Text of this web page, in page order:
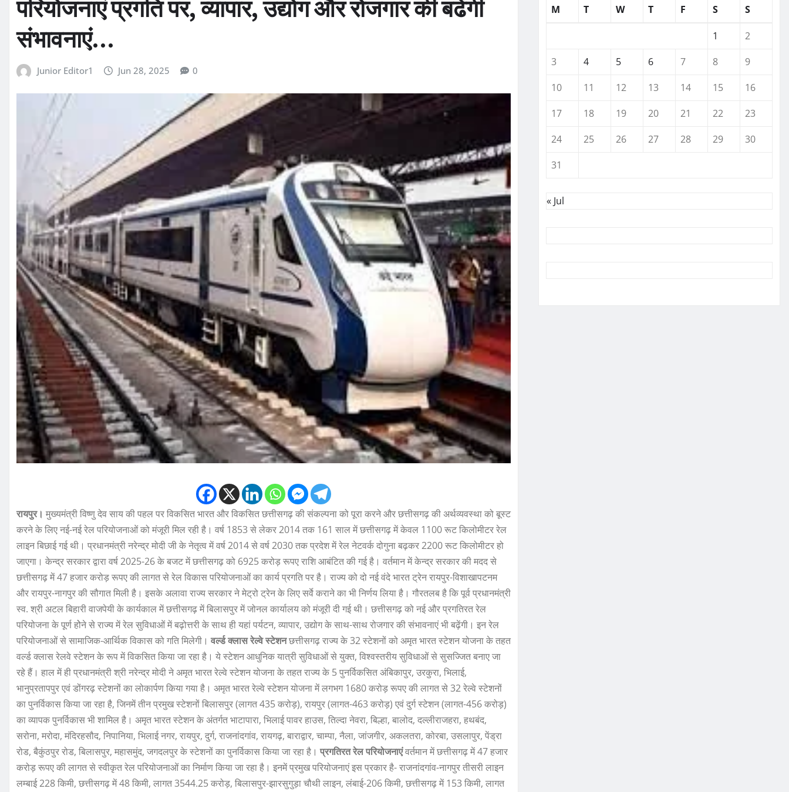
परियोजनाएं प्रगति पर, व्यापार, उद्योग और रोजगार की बढेंगी
संभावनाएं…
Junior Editor1 Jun 28, 2025 0
रायपुर। मुख्यमंत्री विष्णु देव साय की पहल पर विकसित भारत और विकसित छत्तीसगढ़ की संकल्पना को पूरा करने और छत्तीसगढ़ की अर्थव्यवस्था को बूस्ट
करने के लिए नई-नई रेल परियोजनाओं को मंजूरी मिल रही है। वर्ष 1853 से लेकर 2014 तक 161 साल में छत्तीसगढ़ में केवल 1100 रूट किलोमीटर रेल
लाइन बिछाई गई थी। प्रधानमंत्री नरेन्द्र मोदी जी के नेतृत्व में वर्ष 2014 से वर्ष 2030 तक प्रदेश में रेल नेटवर्क दोगुना बढ़कर 2200 रूट किलोमीटर हो
जाएगा। केन्द्र सरकार द्वारा वर्ष 2025-26 के बजट में छत्तीसगढ़ को 6925 करोड़ रूपए राशि आबंटित की गई है। वर्तमान में केन्द्र सरकार की मदद से
छत्तीसगढ़ में 47 हजार करोड़ रूपए की लागत से रेल विकास परियोजनाओं का कार्य प्रगति पर है। राज्य को दो नई वंदे भारत ट्रेन रायपुर-विशाखापटनम
और रायपुर-नागपुर की सौगात मिली है। इसके अलावा राज्य सरकार ने मेट्रो ट्रेन के लिए सर्वे कराने का भी निर्णय लिया है। गौरतलब है कि पूर्व प्रधानमंत्री
स्व. श्री अटल बिहारी वाजपेयी के कार्यकाल में छत्तीसगढ़ में बिलासपुर में जोनल कार्यालय को मंजूरी दी गई थी। छत्तीसगढ़ को नई और प्रगतिरत रेल
परियोजना के पूर्ण होेने से राज्य में रेल सुविधाओं में बढ़ोत्तरी के साथ ही यहां पर्यटन, व्यापार, उद्योग के साथ-साथ रोजगार की संभावनाएं भी बढ़ेंगी। इन रेल
परियोजनाओं से सामाजिक-आर्थिक विकास को गति मिलेगी। वर्ल्ड क्लास रेल्वे स्टेशनछत्तीसगढ़ राज्य के 32 स्टेशनों को अमृत भारत स्टेशन योजना के तहत
वर्ल्ड क्लास रेलवे स्टेशन के रूप में विकसित किया जा रहा है। ये स्टेशन आधुनिक यात्री सुविधाओं से युक्त, विश्वस्तरीय सुविधाओं से सुसज्जित बनाए जा
रहे हैं। हाल में ही प्रधानमंत्री श्री नरेन्द्र मोदी ने अमृत भारत रेल्वे स्टेशन योजना के तहत राज्य के 5 पुनर्विकसित अंबिकापुर, उरकुरा, भिलाई,
भानुप्रतापपुर एवं डोंगरढ़ स्टेशनों का लोकार्पण किया गया है। अमृत भारत रेल्वे स्टेशन योजना में लगभग 1680 करोड़ रूपए की लागत से 32 रेल्वे स्टेशनों
का पुनर्विकास किया जा रहा है, जिनमें तीन प्रमुख स्टेशनों बिलासपुर (लागत 435 करोड़), रायपुर (लागत-463 करोड़) एवं दुर्ग स्टेशन (लागत-456 करोड़)
का व्यापक पुनर्विकास भी शामिल है। अमृत भारत स्टेशन के अंतर्गत भाटापारा, भिलाई पावर हाउस, तिल्दा नेवरा, बिल्हा, बालोद, दल्लीराजहरा, हथबंद,
सरोना, मरोदा, मंदिरहसौद, निपानिया, भिलाई नगर, रायपुर, दुर्ग, राजनांदगांव, रायगढ़, बाराद्वार, चाम्पा, नैला, जांजगीर, अकलतरा, कोरबा, उसलापुर, पेंड्रा
रोड, बैकुंठपुर रोड, बिलासपुर, महासमुंद, जगदलपुर के स्टेशनों का पुनर्विकास किया जा रहा है। प्रगतिरत रेल परियोजनाएंवर्तमान में छत्तीसगढ़ में 47 हजार
करोड़ रूपए की लागत से स्वीकृत रेल परियोजनाओं का निर्माण किया जा रहा है। इनमें प्रमुख परियोजनाएं इस प्रकार है- राजनांदगांव-नागपुर तीसरी लाइन
लम्बाई 228 किमी, छत्तीसगढ़ में 48 किमी, लागत 3544.25 करोड़, बिलासपुर-झारसुगुड़ा चौथी लाइन, लंबाई-206 किमी, छत्तीसगढ़ में 153 किमी, लागत
M
T W T F S S
1
2
3
4 5 6 7 8
9
10
11 12 13 14 15
16
17
18 19 20 21 22
23
24
25 26 27 28 29
30
31
« Jul